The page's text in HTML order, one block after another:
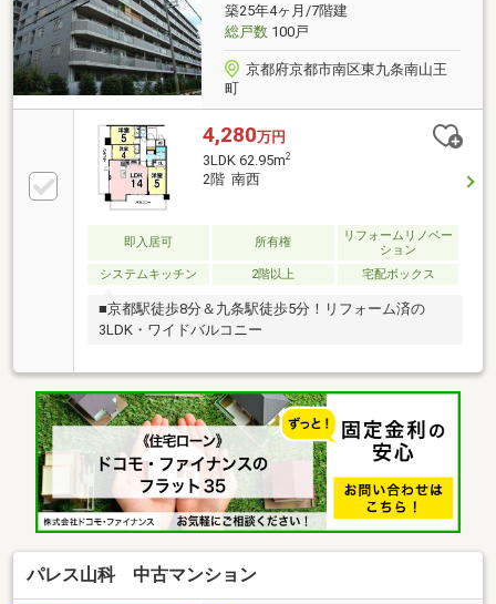
築25年4ヶ月/7階建
総戸数100戸
京都府京都市南区東九条南山王
町
4,280万円
3LDK 62.95m2
2階 南西
即入居可 所有権
リフォームリノベー
ション
システムキッチン
2階以上 宅配ボックス
■京都駅徒歩8分＆九条駅徒歩5分！リフォーム済の
3LDK・ワイドバルコニー
パレス山科 中古マンション